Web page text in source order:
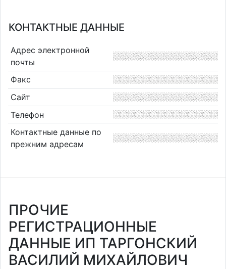
КОНТАКТНЫЕ ДАННЫЕ
Адрес электронной
почты
Факс
Сайт
Телефон
Контактные данные по
прежним адресам
ПРОЧИЕ
РЕГИСТРАЦИОННЫЕ
ДАННЫЕ ИП ТАРГОНСКИЙ
ВАСИЛИЙ МИХАЙЛОВИЧ